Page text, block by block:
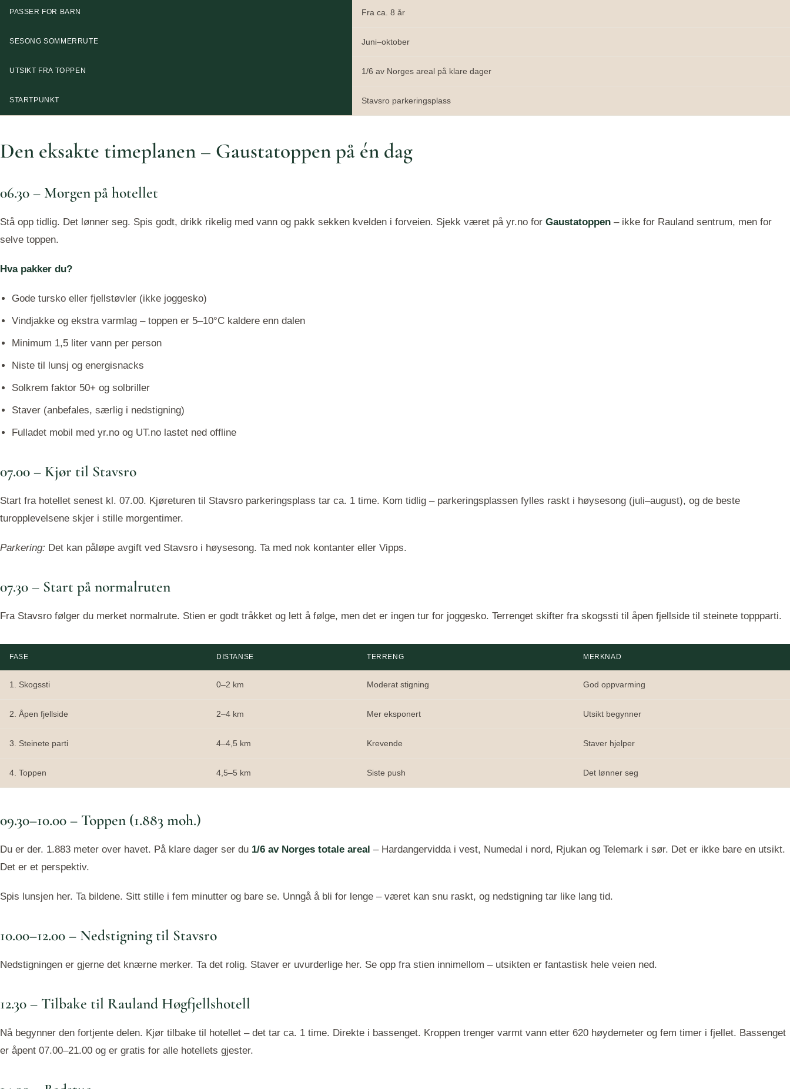
PASSER FOR BARN Fra ca. 8 år
SESONG SOMMERRUTE Juni–oktober
UTSIKT FRA TOPPEN 1/6 av Norges areal på klare dager
STARTPUNKT Stavsro parkeringsplass
Den eksakte timeplanen – Gaustatoppen på én dag
06.30 – Morgen på hotellet
Stå opp tidlig. Det lønner seg. Spis godt, drikk rikelig med vann og pakk sekken kvelden i forveien. Sjekk været på yr.no for Gaustatoppen – ikke for Rauland sentrum, men for
selve toppen.
Hva pakker du?
Gode tursko eller fjellstøvler (ikke joggesko)
Vindjakke og ekstra varmlag – toppen er 5–10°C kaldere enn dalen
Minimum 1,5 liter vann per person
Niste til lunsj og energisnacks
Solkrem faktor 50+ og solbriller
Staver (anbefales, særlig i nedstigning)
Fulladet mobil med yr.no og UT.no lastet ned offline
07.00 – Kjør til Stavsro
Start fra hotellet senest kl. 07.00. Kjøreturen til Stavsro parkeringsplass tar ca. 1 time. Kom tidlig – parkeringsplassen fylles raskt i høysesong (juli–august), og de beste
turopplevelsene skjer i stille morgentimer.
Parkering: Det kan påløpe avgift ved Stavsro i høysesong. Ta med nok kontanter eller Vipps.
07.30 – Start på normalruten
Fra Stavsro følger du merket normalrute. Stien er godt tråkket og lett å følge, men det er ingen tur for joggesko. Terrenget skifter fra skogssti til åpen fjellside til steinete toppparti.
FASE DISTANSE TERRENG MERKNAD
1. Skogssti 0–2 km Moderat stigning God oppvarming
2. Åpen fjellside 2–4 km Mer eksponert Utsikt begynner
3. Steinete parti 4–4,5 km Krevende Staver hjelper
4. Toppen 4,5–5 km Siste push Det lønner seg
09.30–10.00 – Toppen (1.883 moh.)
Du er der. 1.883 meter over havet. På klare dager ser du 1/6 av Norges totale areal – Hardangervidda i vest, Numedal i nord, Rjukan og Telemark i sør. Det er ikke bare en utsikt.
Det er et perspektiv.
Spis lunsjen her. Ta bildene. Sitt stille i fem minutter og bare se. Unngå å bli for lenge – været kan snu raskt, og nedstigning tar like lang tid.
10.00–12.00 – Nedstigning til Stavsro
Nedstigningen er gjerne det knærne merker. Ta det rolig. Staver er uvurderlige her. Se opp fra stien innimellom – utsikten er fantastisk hele veien ned.
12.30 – Tilbake til Rauland Høgfjellshotell
Nå begynner den fortjente delen. Kjør tilbake til hotellet – det tar ca. 1 time. Direkte i bassenget. Kroppen trenger varmt vann etter 620 høydemeter og fem timer i fjellet. Bassenget
er åpent 07.00–21.00 og er gratis for alle hotellets gjester.